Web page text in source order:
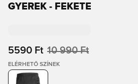
GYEREK - FEKETE
5590 Ft 10 990 Ft
ELÉRHETŐ SZÍNEK